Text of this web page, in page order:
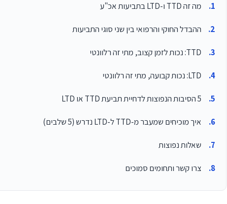
מה זה TTD ו-LTD בתביעות אכ"ע
ההבדל החוקי והרפואי בין שני סוגי התביעות
TTD: נכות לזמן קצוב, מתי זה רלוונטי
LTD: נכות קבועה, מתי זה רלוונטי
5 הסיבות הנפוצות לדחיית תביעת TTD או LTD
איך מוכיחים שמעבר מ-TTD ל-LTD נדרש (5 שלבים)
שאלות נפוצות
צרו קשר ותחומים סמוכים